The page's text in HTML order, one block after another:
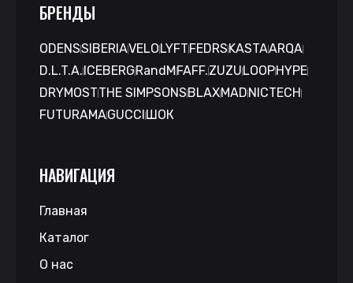
БРЕНДЫ
ODENSSIBERIAVELO LYFT FEDRS KASTAARQA
D.L.T.A. ICEBERG RandM FAFF.ZUZU LOOPHYPE
DRYMOSTTHE SIMPSONS BLAXMAD NICTECH
FUTURAMAGUCCI ШОК
НАВИГАЦИЯ
Главная
Каталог
О нас